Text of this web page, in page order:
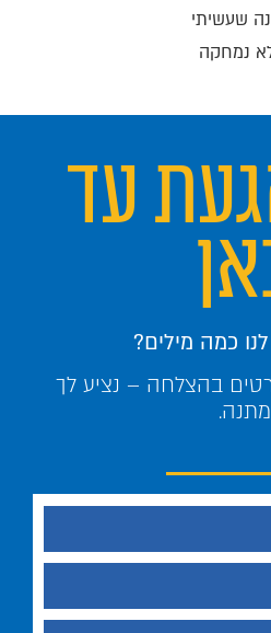
שעשיתי
נמחקה
עד
כמה מילים?
בהצלחה – נציע לך
מתנה.